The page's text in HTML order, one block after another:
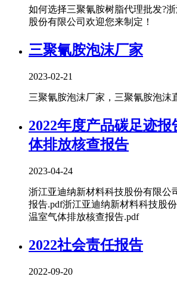
如何选择三聚氰胺树脂代理批发?
股份有限公司欢迎您来制定！
三聚氰胺泡沫厂家
2023-02-21
三聚氰胺泡沫厂家，三聚氰胺泡沫
2022年度产品碳足迹
体排放核查报告
2023-04-24
浙江亚迪纳新材料科技股份有限公
报告.pdf浙江亚迪纳新材料科技股
温室气体排放核查报告.pdf
2022社会责任报告
2022-09-20